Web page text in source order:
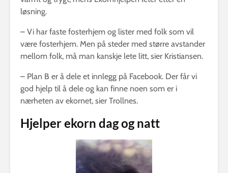
løsning.
– Vi har faste fosterhjem og lister med folk som vil
være fosterhjem. Men på steder med større avstander
mellom folk, må man kanskje lete litt, sier Kristiansen.
– Plan B er å dele et innlegg på Facebook. Der får vi
god hjelp til å dele og kan finne noen som er i
nærheten av ekornet, sier Trollnes.
Hjelper ekorn dag og natt